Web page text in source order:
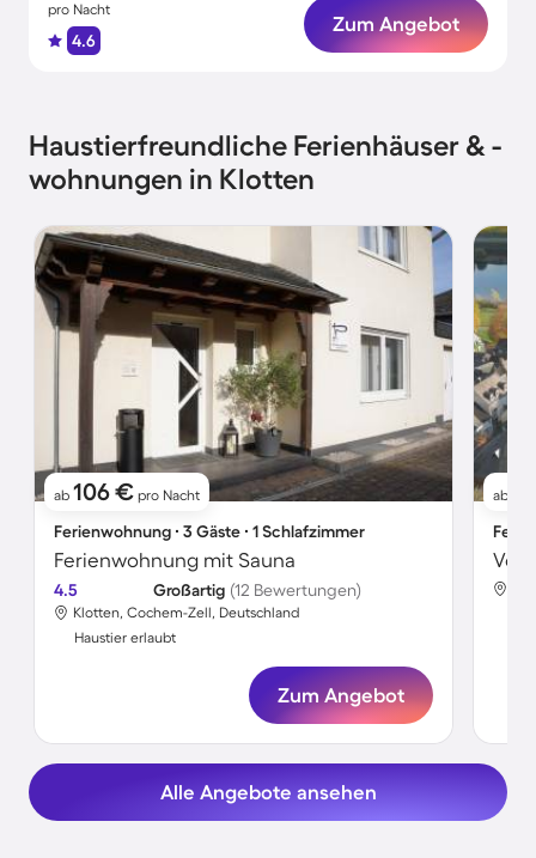
pro Nacht
4.6
Zum Angebot
Haustierfreundliche Ferienhäuser & -
wohnungen in Klotten
ab 106 € pro Nacht
Ferienwohnung ∙ 3 Gäste ∙ 1 Schlafzimmer
Ferienwohnung mit Sauna
4.5 Großartig (12 Bewertungen)
Klotten, Cochem-Zell, Deutschland
Haustier erlaubt
Zum Angebot
ab
Alle Angebote ansehen